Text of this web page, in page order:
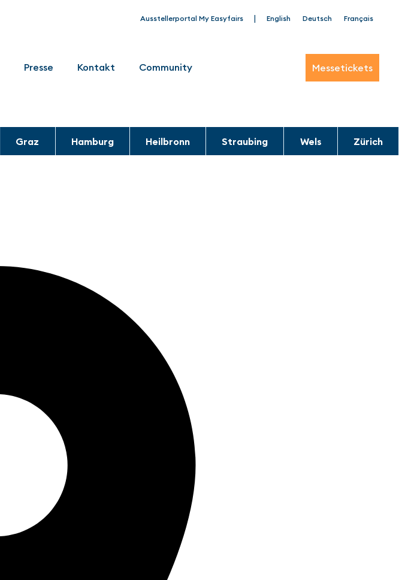
Ausstellerportal My Easyfairs | English Deutsch Français
Presse Kontakt Community Messetickets
Graz Hamburg Heilbronn Straubing Wels Zürich